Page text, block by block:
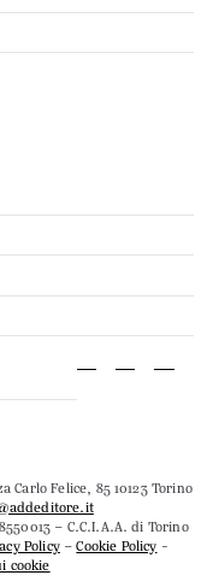
Felice, 85 10123 Torino
– C.C.I.A.A. di Torino
Policy–Cookie Policy -
cookie